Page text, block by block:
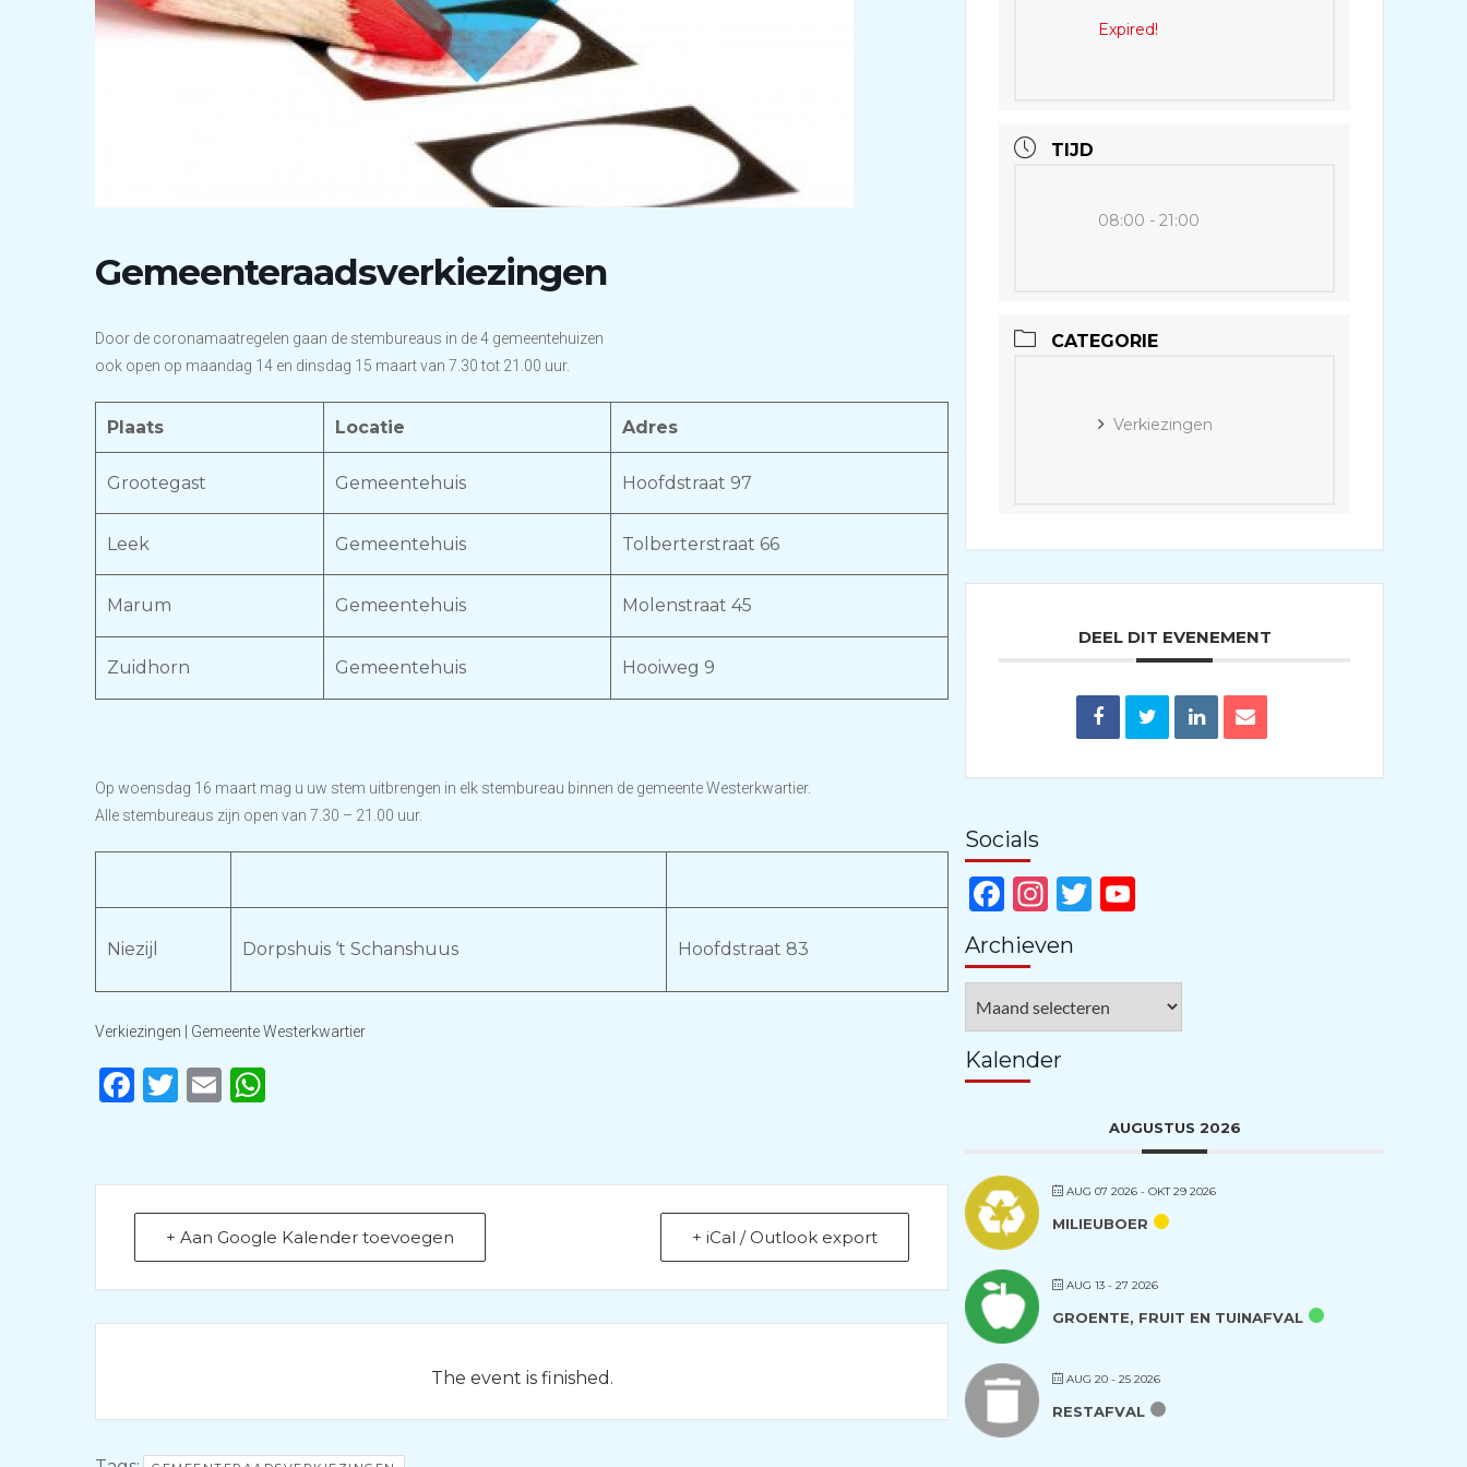
Gemeenteraadsverkiezingen
Door de coronamaatregelen gaan de stembureaus in de 4 gemeentehuizen
ook open op maandag 14 en dinsdag 15 maart van 7.30 tot 21.00 uur.
Plaats Locatie Adres
Grootegast Gemeentehuis Hoofdstraat 97
Leek Gemeentehuis Tolberterstraat 66
Marum Gemeentehuis Molenstraat 45
Zuidhorn Gemeentehuis Hooiweg 9
Op woensdag 16 maart mag u uw stem uitbrengen in elk stembureau binnen de gemeente Westerkwartier.
Alle stembureaus zijn open van 7.30 – 21.00 uur.
Niezijl Dorpshuis ‘t Schanshuus Hoofdstraat 83
Verkiezingen | Gemeente Westerkwartier
Facebook
Twitter
Email
+ Aan Google Kalender toevoegen + iCal / Outlook export
The event is finished.
Expired!
TIJD
08:00 - 21:00
CATEGORIE
Verkiezingen
DEEL DIT EVENEMENT
Socials
Facebook
Instagram
Twitter
Archieven
Kalender
AUGUSTUS 2026
AUG 07 2026 - OKT 29 2026
MILIEUBOER
AUG 13 - 27 2026
GROENTE, FRUIT EN TUINAFVAL
AUG 20 - 25 2026
RESTAFVAL